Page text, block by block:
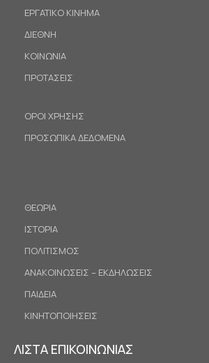
ΕΡΓΑΤΙΚΟ ΚΙΝΗΜΑ
ΔΙΕΘΝΗ
ΚΟΙΝΩΝΙΑ
ΠΡΟΤΑΣΕΙΣ
ΟΡΟΙ ΧΡΗΣΗΣ
ΠΡΟΣΩΠΙΚΑ ΔΕΔΟΜΕΝΑ
ΘΕΩΡΙΑ
ΙΣΤΟΡΙΑ
ΠΟΛΙΤΙΣΜΟΣ
ΑΝΑΚΟΙΝΩΣΕΙΣ – ΕΚΔΗΛΩΣΕΙΣ
ΠΑΙΔΕΙΑ
ΚΙΝΗΤΟΠΟΙΗΣΕΙΣ
ΛΙΣΤΑ ΕΠΙΚΟΙΝΩΝΙΑΣ